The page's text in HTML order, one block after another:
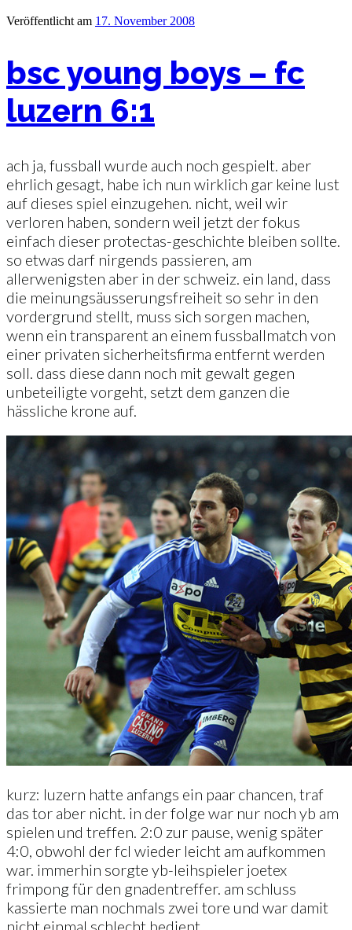
Veröffentlicht am 17. November 2008
bsc young boys – fc
luzern 6:1
ach ja, fussball wurde auch noch gespielt. aber
ehrlich gesagt, habe ich nun wirklich gar keine lust
auf dieses spiel einzugehen. nicht, weil wir
verloren haben, sondern weil jetzt der fokus
einfach dieser protectas-geschichte bleiben sollte.
so etwas darf nirgends passieren, am
allerwenigsten aber in der schweiz. ein land, dass
die meinungsäusserungsfreiheit so sehr in den
vordergrund stellt, muss sich sorgen machen,
wenn ein transparent an einem fussballmatch von
einer privaten sicherheitsfirma entfernt werden
soll. dass diese dann noch mit gewalt gegen
unbeteiligte vorgeht, setzt dem ganzen die
hässliche krone auf.
kurz: luzern hatte anfangs ein paar chancen, traf
das tor aber nicht. in der folge war nur noch yb am
spielen und treffen. 2:0 zur pause, wenig später
4:0, obwohl der fcl wieder leicht am aufkommen
war. immerhin sorgte yb-leihspieler joetex
frimpong für den gnadentreffer. am schluss
kassierte man nochmals zwei tore und war damit